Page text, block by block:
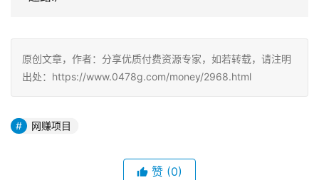
原创文章，作者：分享优质付费资源专家，如若转载，请注明
出处：https://www.0478g.com/money/2968.html
网赚项目
赞 (0)